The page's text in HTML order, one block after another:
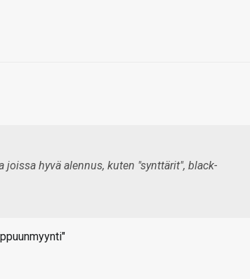
hyvä alennus, kuten "synttärit", black-